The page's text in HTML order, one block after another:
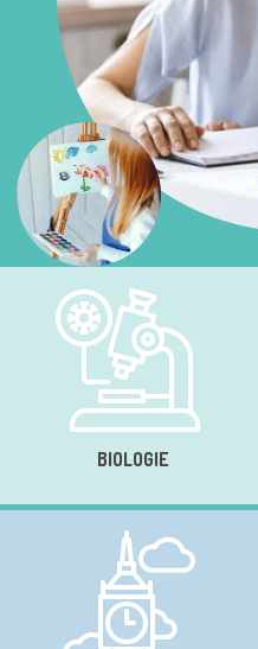
BIOLOGIE